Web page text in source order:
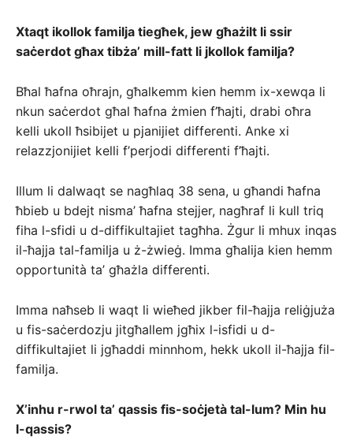
Xtaqt ikollok familja tiegħek, jew għażilt li ssir
saċerdot għax tibża’ mill-fatt li jkollok familja?
Bħal ħafna oħrajn, għalkemm kien hemm ix-xewqa li
nkun saċerdot għal ħafna żmien f’ħajti, drabi oħra
kelli ukoll ħsibijet u pjanijiet differenti. Anke xi
relazzjonijiet kelli f’perjodi differenti f’ħajti.
Illum li dalwaqt se nagħlaq 38 sena, u għandi ħafna
ħbieb u bdejt nisma’ ħafna stejjer, nagħraf li kull triq
fiha l-sfidi u d-diffikultajiet tagħha. Żgur li mhux inqas
il-ħajja tal-familja u ż-żwieġ. Imma għalija kien hemm
opportunità ta’ għażla differenti.
Imma naħseb li waqt li wieħed jikber fil-ħajja reliġjuża
u fis-saċerdozju jitgħallem jgħix l-isfidi u d-
diffikultajiet li jgħaddi minnhom, hekk ukoll il-ħajja fil-
familja.
X’inhu r-rwol ta’ qassis fis-soċjetà tal-lum? Min hu
l-qassis?